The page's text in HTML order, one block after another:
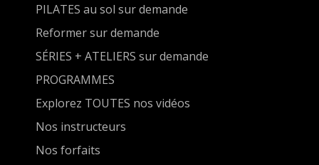
PILATES au sol sur demande
Reformer sur demande
SÉRIES + ATELIERS sur demande
PROGRAMMES
Explorez TOUTES nos vidéos
Nos instructeurs
Nos forfaits